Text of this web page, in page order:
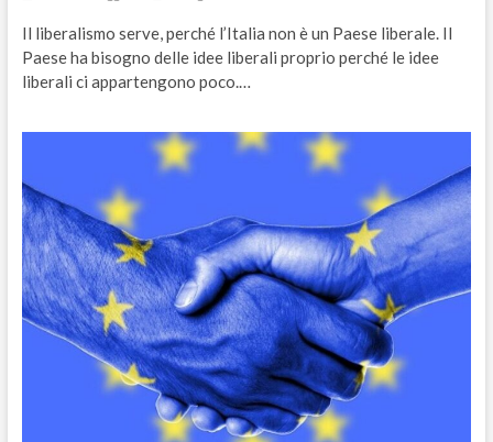
Il liberalismo serve, perché l’Italia non è un Paese liberale. Il
Paese ha bisogno delle idee liberali proprio perché le idee
liberali ci appartengono poco.…